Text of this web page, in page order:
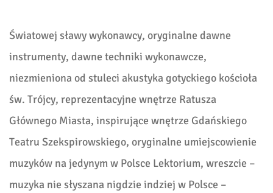
Światowej sławy wykonawcy, oryginalne dawne
instrumenty, dawne techniki wykonawcze,
niezmieniona od stuleci akustyka gotyckiego kościoła
św. Trójcy, reprezentacyjne wnętrze Ratusza
Głównego Miasta, inspirujące wnętrze Gdańskiego
Teatru Szekspirowskiego, oryginalne umiejscowienie
muzyków na jedynym w Polsce Lektorium, wreszcie –
muzyka nie słyszana nigdzie indziej w Polsce –